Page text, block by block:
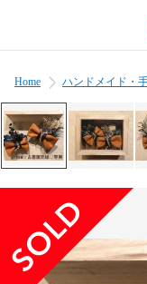
Home ハンドメイド・